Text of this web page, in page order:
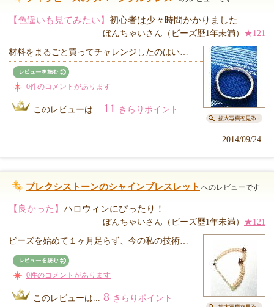
【色違いも見てみたい】 初心者は少々時間かかりました
ぼんちゃいさん（ビーズ歴1年未満） ★121
材料をまるごと買ってチャレンジしたのはい…
0件のコメントがあります
このレビューは... 11 きらりポイント
2014/09/24
プレクシストーンのシャインブレスレット へのレビューです
【良かった】 ハロウィンにぴったり！
ぼんちゃいさん（ビーズ歴1年未満） ★121
ビーズを始めて１ヶ月足らず、今の私の技術…
0件のコメントがあります
このレビューは... 8 きらりポイント